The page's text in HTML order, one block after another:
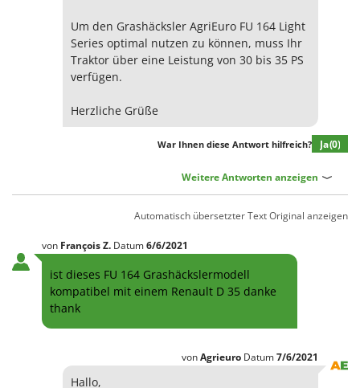
Um den Grashäcksler AgriEuro FU 164 Light
Series optimal nutzen zu können, muss Ihr
Traktor über eine Leistung von 30 bis 35 PS
verfügen.
Herzliche Grüße
War Ihnen diese Antwort hilfreich? Ja(0)
Weitere Antworten anzeigen
Automatisch übersetzter TextOriginal anzeigen
von FrançoisZ. Datum6/6/2021
ist dieses FU 164 Grashäckslermodell
kompatibel mit einem Renault D 35 danke
thank
vonAgrieuro Datum7/6/2021
Hallo,